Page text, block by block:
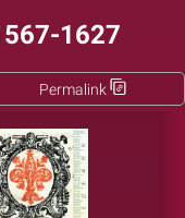
1627
Permalink